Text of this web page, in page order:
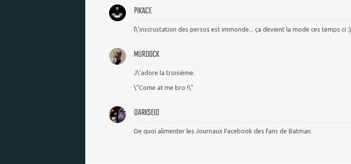
PIKACE
l\'inscrustation des persos est immonde... ça devient la mode ces temps ci :)
MURDOCK
J\'adore la troisième.
\"Come at me bro !\"
DARKSEID
De quoi alimenter les Journaux Facebook des fans de Batman